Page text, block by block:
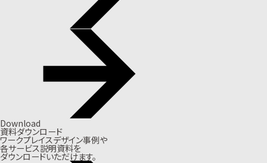
Download
資料ダウンロード
ワークプレイスデザイン事例や
各サービス説明資料を
ダウンロードいただけます。